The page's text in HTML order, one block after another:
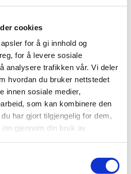
cookies
for å gi innhold og
for å levere sosiale
analysere trafikken vår. Vi deler
hvordan du bruker nettstedet
innen sosiale medier,
som kan kombinere den
har gjort tilgjengelig for dem,
gjennom din bruk av
- minutt - dag - dato) Mottakerne
disse til uret som
Uret analyserer signalet gjennom tre
dersom tre påfølgende signal er
i hele Europa innenfor en radius på
teoretisk opp til Polarsirkelen.